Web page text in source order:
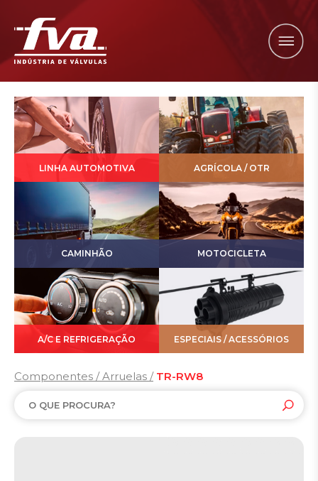
LINHA AUTOMOTIVA AGRÍCOLA / OTR
CAMINHÃO MOTOCICLETA
A/C E REFRIGERAÇÃO ESPECIAIS / ACESSÓRIOS
Componentes / Arruelas / TR-RW8